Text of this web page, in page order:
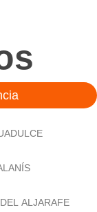
ALJARAFE